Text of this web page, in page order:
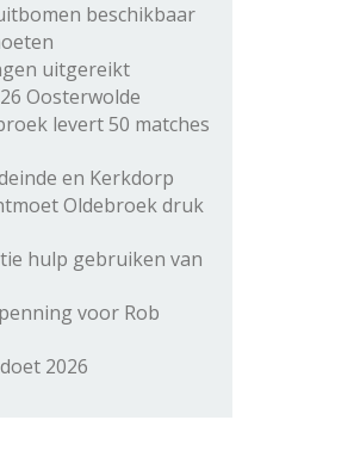
beschikbaar
uitgereikt
Oosterwolde
levert 50 matches
en Kerkdorp
Oldebroek druk
hulp gebruiken van
voor Rob
2026